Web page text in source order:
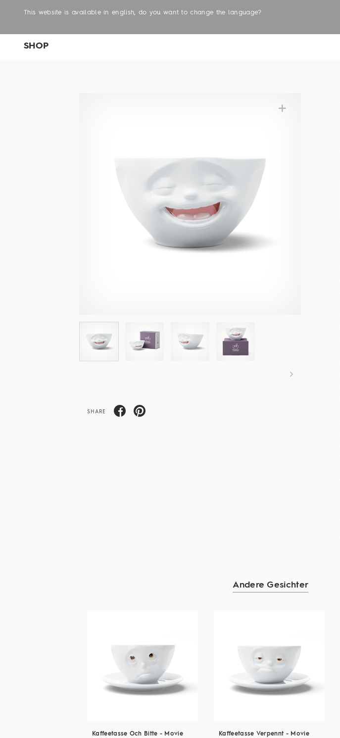
This website is available in english, do you want to change the language?
SHOP
SHARE
Andere Gesichter
Kaffeetasse Och Bitte - Movie
Kaffeetasse Verpennt - Movie